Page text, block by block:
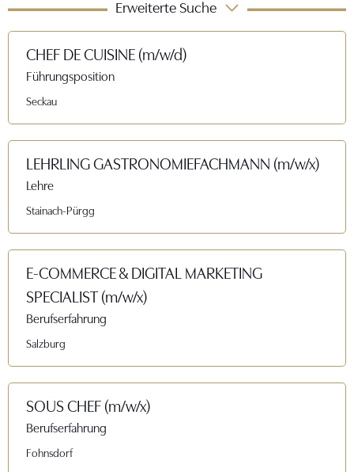
Erweiterte Suche
CHEF DE CUISINE (m/w/d)
Führungsposition
Seckau
LEHRLING GASTRONOMIEFACHMANN (m/w/x)
Lehre
Stainach-Pürgg
E-COMMERCE & DIGITAL MARKETING
SPECIALIST (m/w/x)
Berufserfahrung
Salzburg
SOUS CHEF (m/w/x)
Berufserfahrung
Fohnsdorf